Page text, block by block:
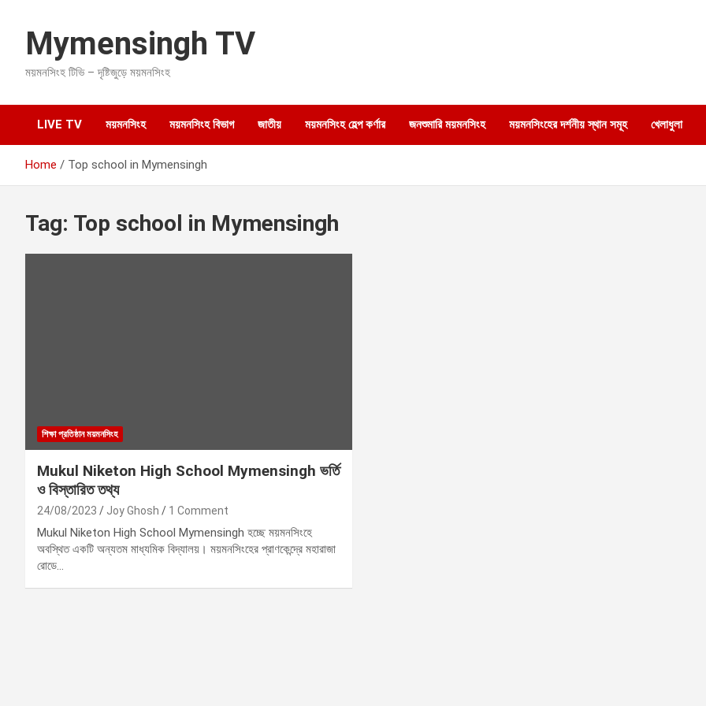
c
n
Mymensingh TV
ময়মনসিংহ টিভি – দৃষ্টিজুড়ে ময়মনসিংহ
LIVE TV ময়মনসিংহ ময়মনসিংহ বিভাগ জাতীয় ময়মনসিংহ হেল্প কর্ণার জনশুমারি ময়মনসিংহ ময়মনসিংহের দর্শনীয় স্থান সমূহ খেলাধুলা
Home Top school in Mymensingh
Tag: Top school in Mymensingh
শিক্ষা প্রতিষ্ঠান ময়মনসিংহ
Mukul Niketon High School Mymensingh ভর্তি
ও বিস্তারিত তথ্য
24/08/2023 Joy Ghosh 1 Comment
Mukul Niketon High School Mymensingh হচ্ছে ময়মনসিংহে
অবস্থিত একটি অন্যতম মাধ্যমিক বিদ্যালয়। ময়মনসিংহের প্রাণকেন্দ্রে মহারাজা
রোডে…